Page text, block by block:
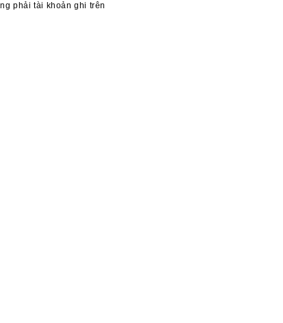
phải tài khoản ghi trên